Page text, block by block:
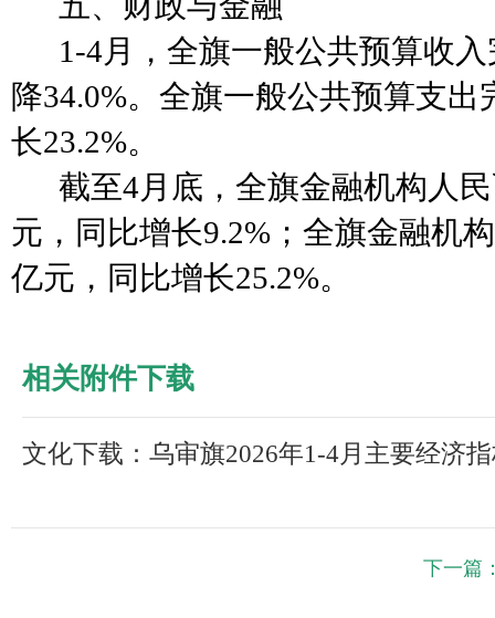
1-4月，全旗一般公共预算收
降34.0%。全旗一般公共预算支出
长23.2%。
截至4月底，全旗金融机构人
元，同比增长9.2% ； 全旗金融机
亿元，同比增长25.2%。
相关附件下载
文化下载：乌审旗2026年1-4月主要经济
下一篇